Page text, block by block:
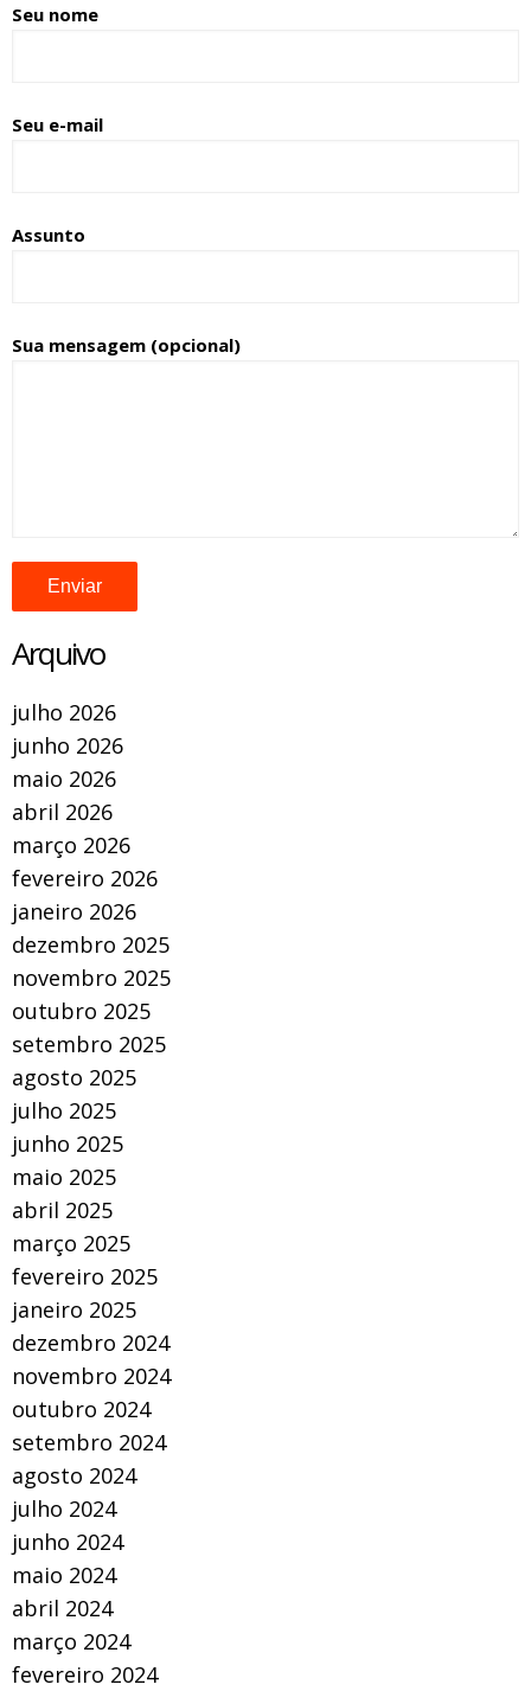
Seu nome
Seu e-mail
Assunto
Sua mensagem (opcional)
Arquivo
julho 2026
junho 2026
maio 2026
abril 2026
março 2026
fevereiro 2026
janeiro 2026
dezembro 2025
novembro 2025
outubro 2025
setembro 2025
agosto 2025
julho 2025
junho 2025
maio 2025
abril 2025
março 2025
fevereiro 2025
janeiro 2025
dezembro 2024
novembro 2024
outubro 2024
setembro 2024
agosto 2024
julho 2024
junho 2024
maio 2024
abril 2024
março 2024
fevereiro 2024